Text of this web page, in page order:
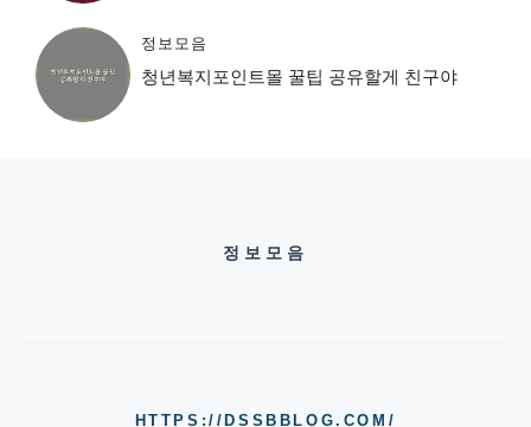
정보모음
청년복지포인트몰 꿀팁 공유할게 친구야
정보모음
HTTPS://DSSBBLOG.COM/